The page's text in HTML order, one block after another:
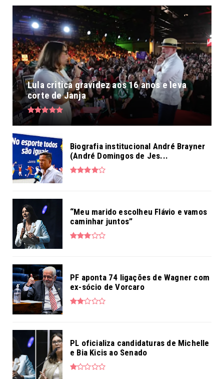
Lula critica gravidez aos 16 anos e leva
corte de Janja
Biografia institucional André Brayner
(André Domingos de Jes...
“Meu marido escolheu Flávio e vamos
caminhar juntos”
PF aponta 74 ligações de Wagner com
ex-sócio de Vorcaro
PL oficializa candidaturas de Michelle
e Bia Kicis ao Senado